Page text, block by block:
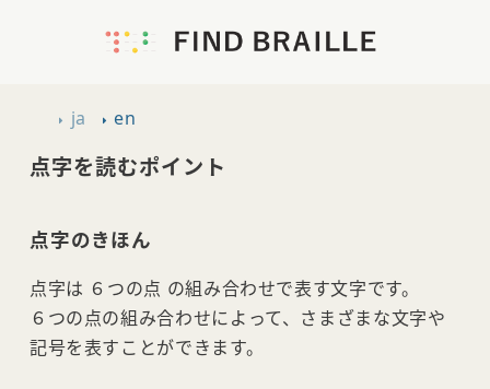
ja en
点字を読むポイント
点字のきほん
点字は ６つの点 の組み合わせで表す文字です。
６つの点の組み合わせによって、さまざまな文字や
記号を表すことができます。